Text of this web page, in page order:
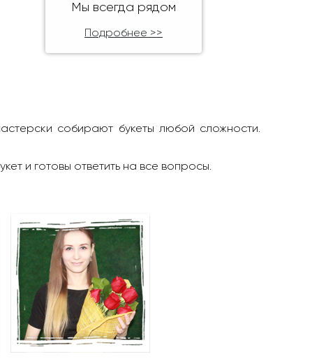
Мы всегда рядом
Подробнее >>
собирают букеты любой сложности.
и готовы ответить на все вопросы.